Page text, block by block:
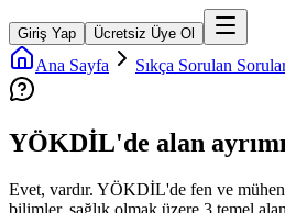
Giriş Yap Ücretsiz Üye Ol
Ana Sayfa Sıkça Sorulan
YÖKDİL'de alan
Evet, vardır. YÖKDİL'de fen ve
bilimler, sağlık olmak üzere 3 temel